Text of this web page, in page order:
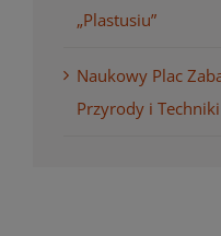
„Plastusiu”
Naukowy Plac
Przyrody i